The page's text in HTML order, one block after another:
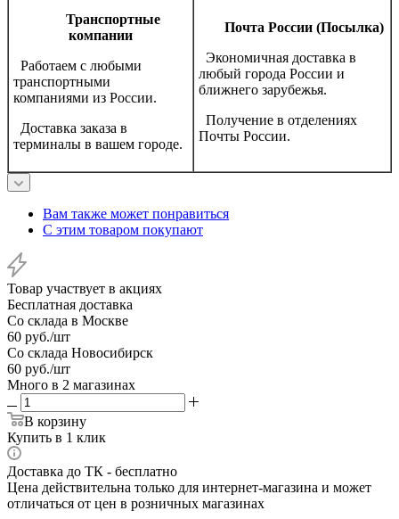
Транспортные
компании
Работаем с любыми
транспортными
компаниями из России.
Доставка заказа в
терминалы в вашем городе.
Почта России (Посылка)
Экономичная доставка в
любый города России и
ближнего зарубежья.
Получение в отделениях
Почты России.
Вам также может понравиться
С этим товаром покупают
Товар участвует в акциях
Бесплатная доставка
Со склада в Москве
60 руб./шт
Со склада Новосибирск
60 руб./шт
Много в 2 магазинах
В корзину
Купить в 1 клик
Доставка до ТК - бесплатно
Цена действительна только для интернет-магазина и может
отличаться от цен в розничных магазинах